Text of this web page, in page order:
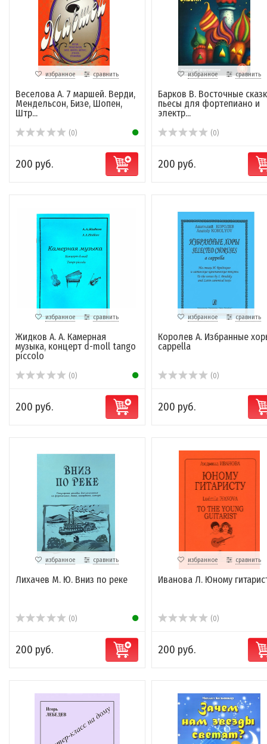
избранное сравнить
Веселова А. 7 маршей. Верди,
Мендельсон, Бизе, Шопен,
Штр...
(0)
200 руб.
избранное сравнить
Барков В. Восточные
пьесы для фортепиано и
электр...
(0)
200 руб.
избранное сравнить
Жидков А. А. Камерная
музыка, концерт d-moll tango
piccolo
(0)
200 руб.
избранное сравнить
Королев А. Избранные
cappella
(0)
200 руб.
избранное сравнить
Лихачев М. Ю. Вниз по реке
(0)
200 руб.
избранное сравнить
Иванова Л. Юному
(0)
200 руб.